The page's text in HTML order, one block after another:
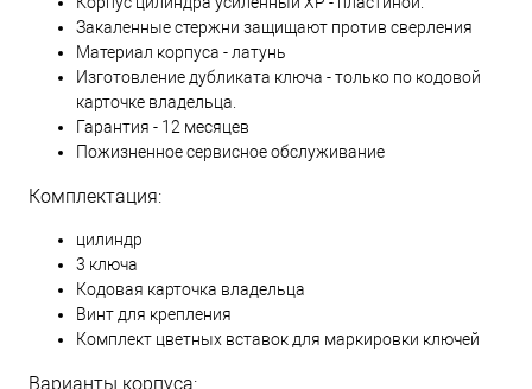
Закаленные стержни защищают против сверления
Материал корпуса - латунь
Изготовление дубликата ключа - только по кодовой
карточке владельца.
Гарантия - 12 месяцев
Пожизненное сервисное обслуживание
Комплектация:
цилиндр
3 ключа
Кодовая карточка владельца
Винт для крепления
Комплект цветных вставок для маркировки ключей
Варианты корпуса: